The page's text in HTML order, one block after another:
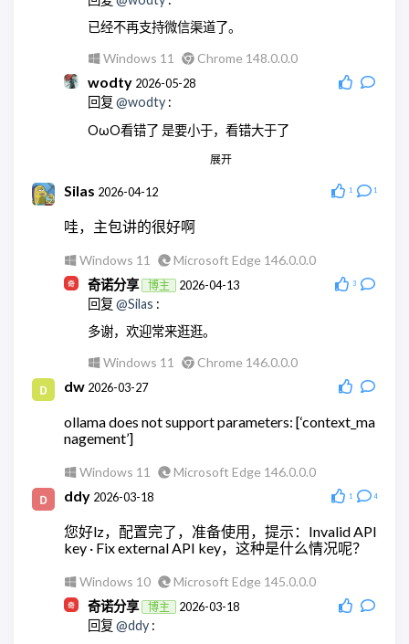
已经不再支持微信渠道了。
Windows 11 Chrome 148.0.0.0
wodty 2026-05-28
回复 @wodty :
OωO看错了 是要小于，看错大于了
Chrome 145.0.0.0
wodty 2026-05-28
现在微信机器人都没法玩了
Linux
Chrome 145.0.0.0
奇诺分享
博主 2026-05-28
回复@wodty
😄没错
Windows 11
Chrome 148.0.0.0
奇诺分享
可以试试微信官方的claude机器人。
Windows 11 Chrome 148.0.0.0
wodty2026-05-28
有相关教学么，查了全都是ai。单纯消耗token太贵
了
Windows 11 Microsoft Edge 148.0.0.0
wodty2026-05-28
回复@奇诺分享
展开
Silas 2026-04-12 1 1
哇，主包讲的很好啊
Windows 11
Microsoft Edge 146.0.0.0
奇诺分享
博主 2026-04-13 3
回复 @Silas :
多谢，欢迎常来逛逛。
Windows 11 Chrome 146.0.0.0
dw 2026-03-27
ollama does not support parameters: [‘context_ma
nagement’]
Windows 11 Microsoft Edge 146.0.0.0
ddy 2026-03-18 1 4
您好lz，配置完了，准备使用，提示：Invalid API
key · Fix external API key，这种是什么情况呢？
Windows 10
Microsoft Edge 145.0.0.0
奇诺分享
博主 2026-03-18
回复 @ddy :